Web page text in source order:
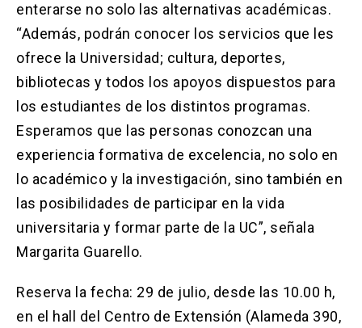
enterarse no solo las alternativas académicas.
“Además, podrán conocer los servicios que les
ofrece la Universidad; cultura, deportes,
bibliotecas y todos los apoyos dispuestos para
los estudiantes de los distintos programas.
Esperamos que las personas conozcan una
experiencia formativa de excelencia, no solo en
lo académico y la investigación, sino también en
las posibilidades de participar en la vida
universitaria y formar parte de la UC”, señala
Margarita Guarello.
Reserva la fecha: 29 de julio, desde las 10.00 h,
en el hall del Centro de Extensión (Alameda 390,